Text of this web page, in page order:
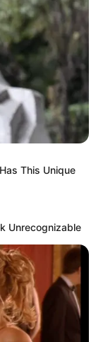
This Unique
Unrecognizable